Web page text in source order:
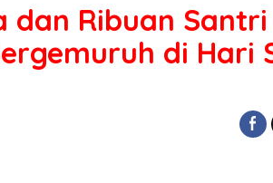
dan Ribuan Santri
di Hari